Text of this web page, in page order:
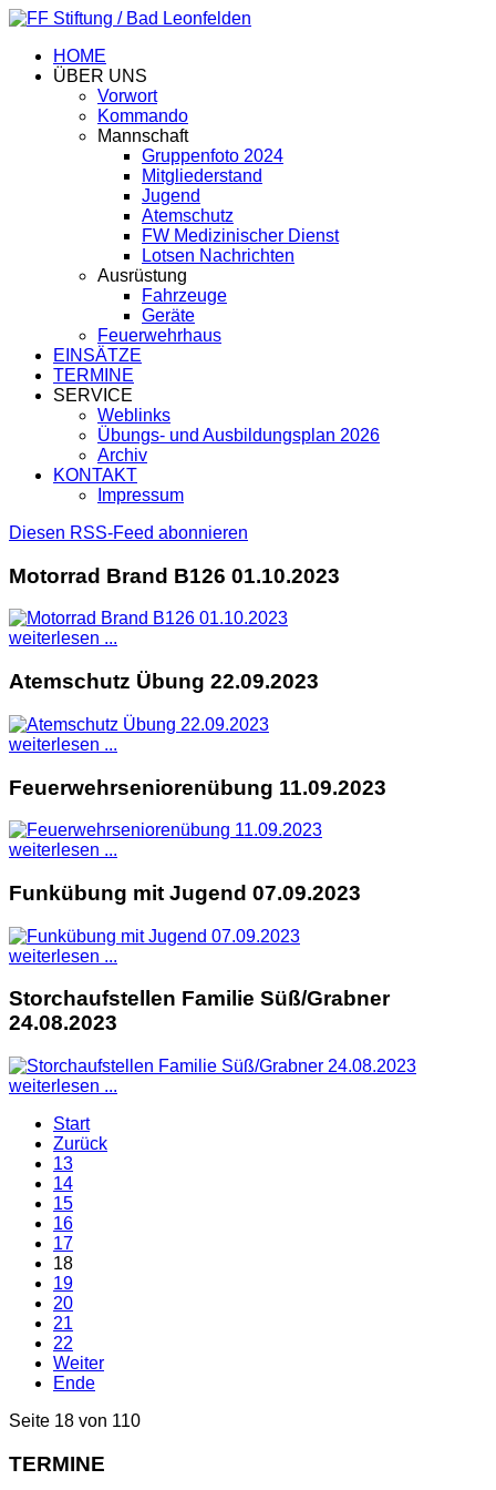
HOME
ÜBER UNS
Vorwort
Kommando
Mannschaft
Gruppenfoto 2024
Mitgliederstand
Jugend
Atemschutz
FW Medizinischer Dienst
Lotsen Nachrichten
Ausrüstung
Fahrzeuge
Geräte
Feuerwehrhaus
EINSÄTZE
TERMINE
SERVICE
Weblinks
Übungs- und Ausbildungsplan 2026
Archiv
KONTAKT
Impressum
Diesen RSS-Feed abonnieren
Motorrad Brand B126 01.10.2023
weiterlesen ...
Atemschutz Übung 22.09.2023
weiterlesen ...
Feuerwehrseniorenübung 11.09.2023
weiterlesen ...
Funkübung mit Jugend 07.09.2023
weiterlesen ...
Storchaufstellen Familie Süß/Grabner
24.08.2023
weiterlesen ...
Start
Zurück
13
14
15
16
17
18
19
20
21
22
Weiter
Ende
Seite 18 von 110
TERMINE